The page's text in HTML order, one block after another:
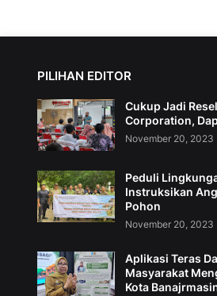
PILIHAN EDITOR
Cukup Jadi
Corporation,
November 20, 2023
Peduli
Instruksikan
Pohon
November 20, 2023
Aplikasi Teras
Masyarakat
Kota